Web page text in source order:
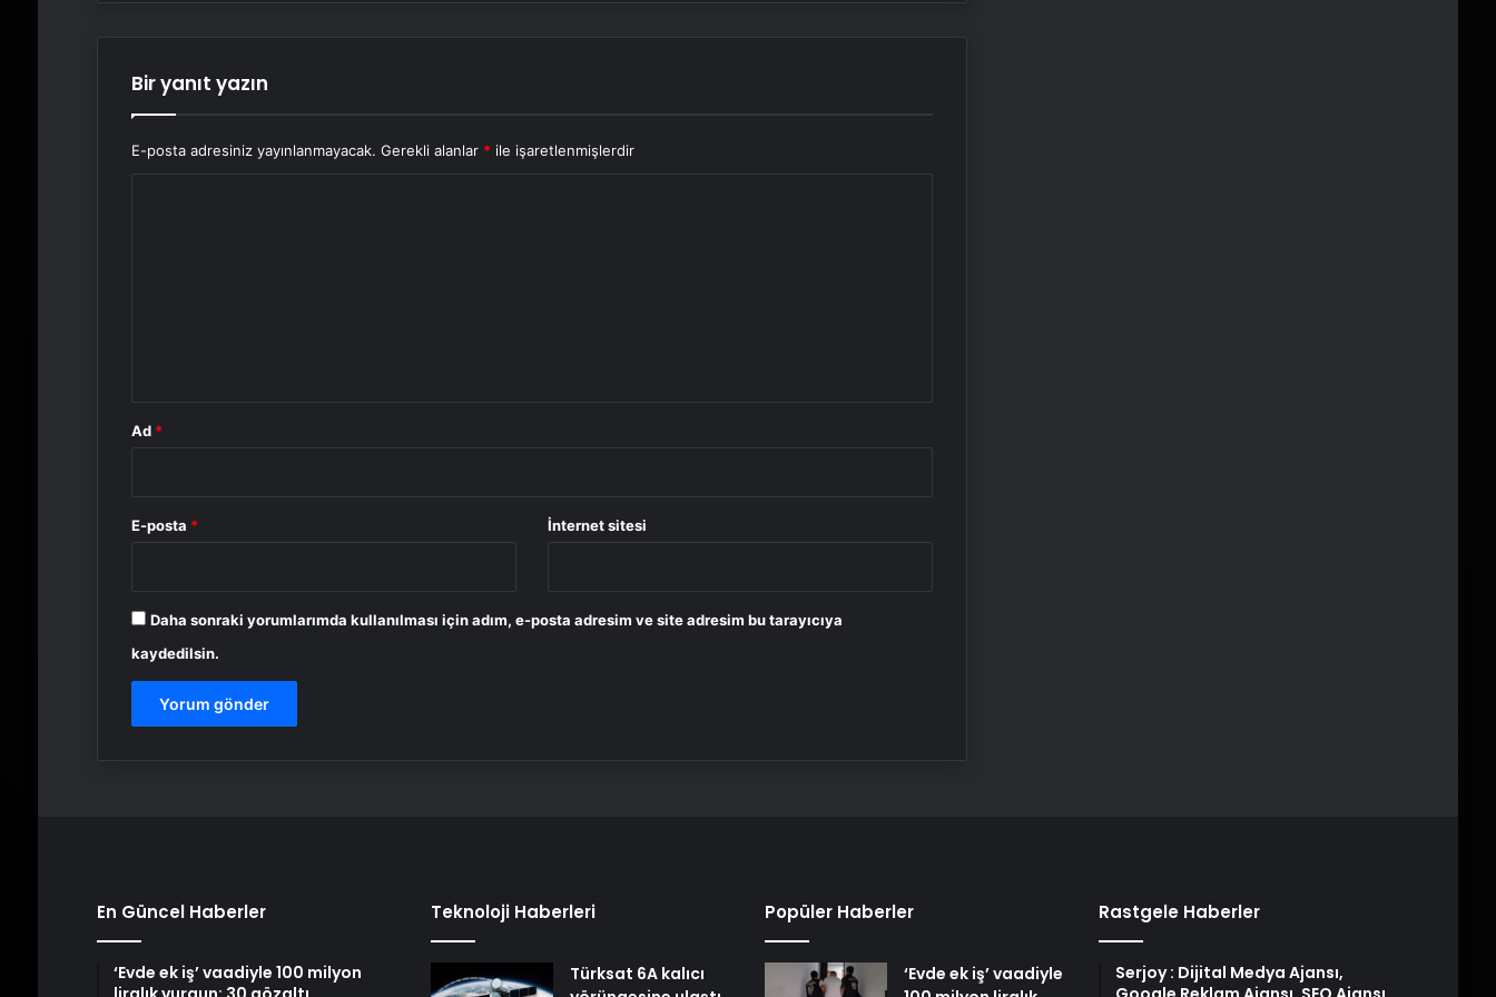
Bir yanıt yazın
E-posta adresiniz yayınlanmayacak. Gerekli alanlar * ile işaretlenmişlerdir
Ad *
E-posta * İnternet sitesi
Daha sonraki yorumlarımda kullanılması için adım, e-posta adresim ve site adresim bu tarayıcıya
kaydedilsin.
En Güncel Haberler
‘Evde ek iş’ vaadiyle 100 milyon
Teknoloji Haberleri
Türksat 6A kalıcı
Popüler Haberler
‘Evde ek iş’ vaadiyle
Rastgele Haberler
Serjoy : Dijital Medya Ajansı,